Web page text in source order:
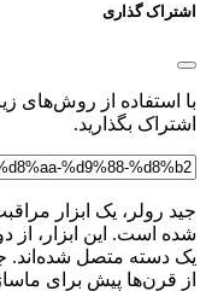
اشتراک گذاری
با استفاده از روش‌های
اشتراک بگذارید.
جید رولر، یک ابزار
شده است. این ابزار،
یک دسته متصل شده‌اند.
از قرن‌ها پیش برای